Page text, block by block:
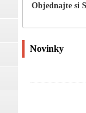
Objednajte si
Novinky